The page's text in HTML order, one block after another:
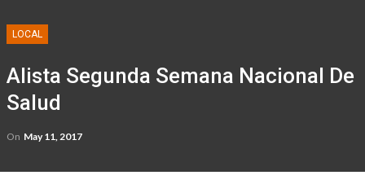
LOCAL
Alista Segunda Semana Nacional De
Salud
On May 11, 2017